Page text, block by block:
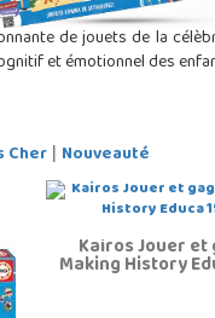
de jouets de la
et émotionnel des
Cher| Nouveauté
Kairos Jouer
Making History